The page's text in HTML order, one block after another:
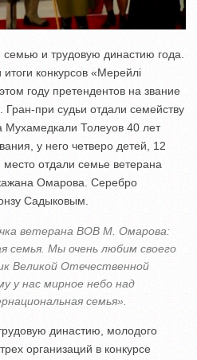
и трудовую династию года.
конкурсов «Мерейлі
году претендентов на звание
при судьи отдали семейству
Мухамедкали Толеуов 40 лет
у него четверо детей, 12
отдали семье ветерана
Омарова. Серебро
Садыковым.
ветерана ВОВ М. Омарова:
семья. Мы очень любим своего
Великой Отечественной
у нас мирное небо над
семья».
династию, молодого
организаций в конкурсе